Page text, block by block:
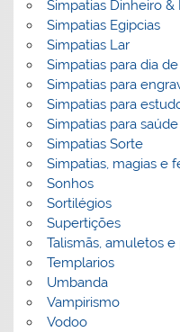
Simpatias Dinheiro &
Simpatias Egipcias
Simpatias Lar
Simpatias para dia de
Simpatias para
Simpatias para
Simpatias para saúde
Simpatias Sorte
Simpatias, magias e
Sonhos
Sortilégios
Supertições
Talismãs, amuletos e
Templarios
Umbanda
Vampirismo
Vodoo